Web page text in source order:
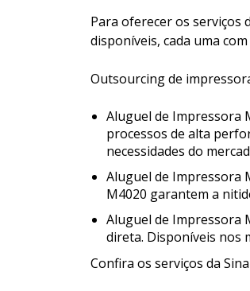
Para oferecer os serviços
disponíveis, cada uma
Outsourcing de
Aluguel de Impressora
processos de alta
necessidades do
Aluguel de Impressora
M4020 garantem a
Aluguel de Impressora
direta. Disponíveis nos
Confira os serviços da